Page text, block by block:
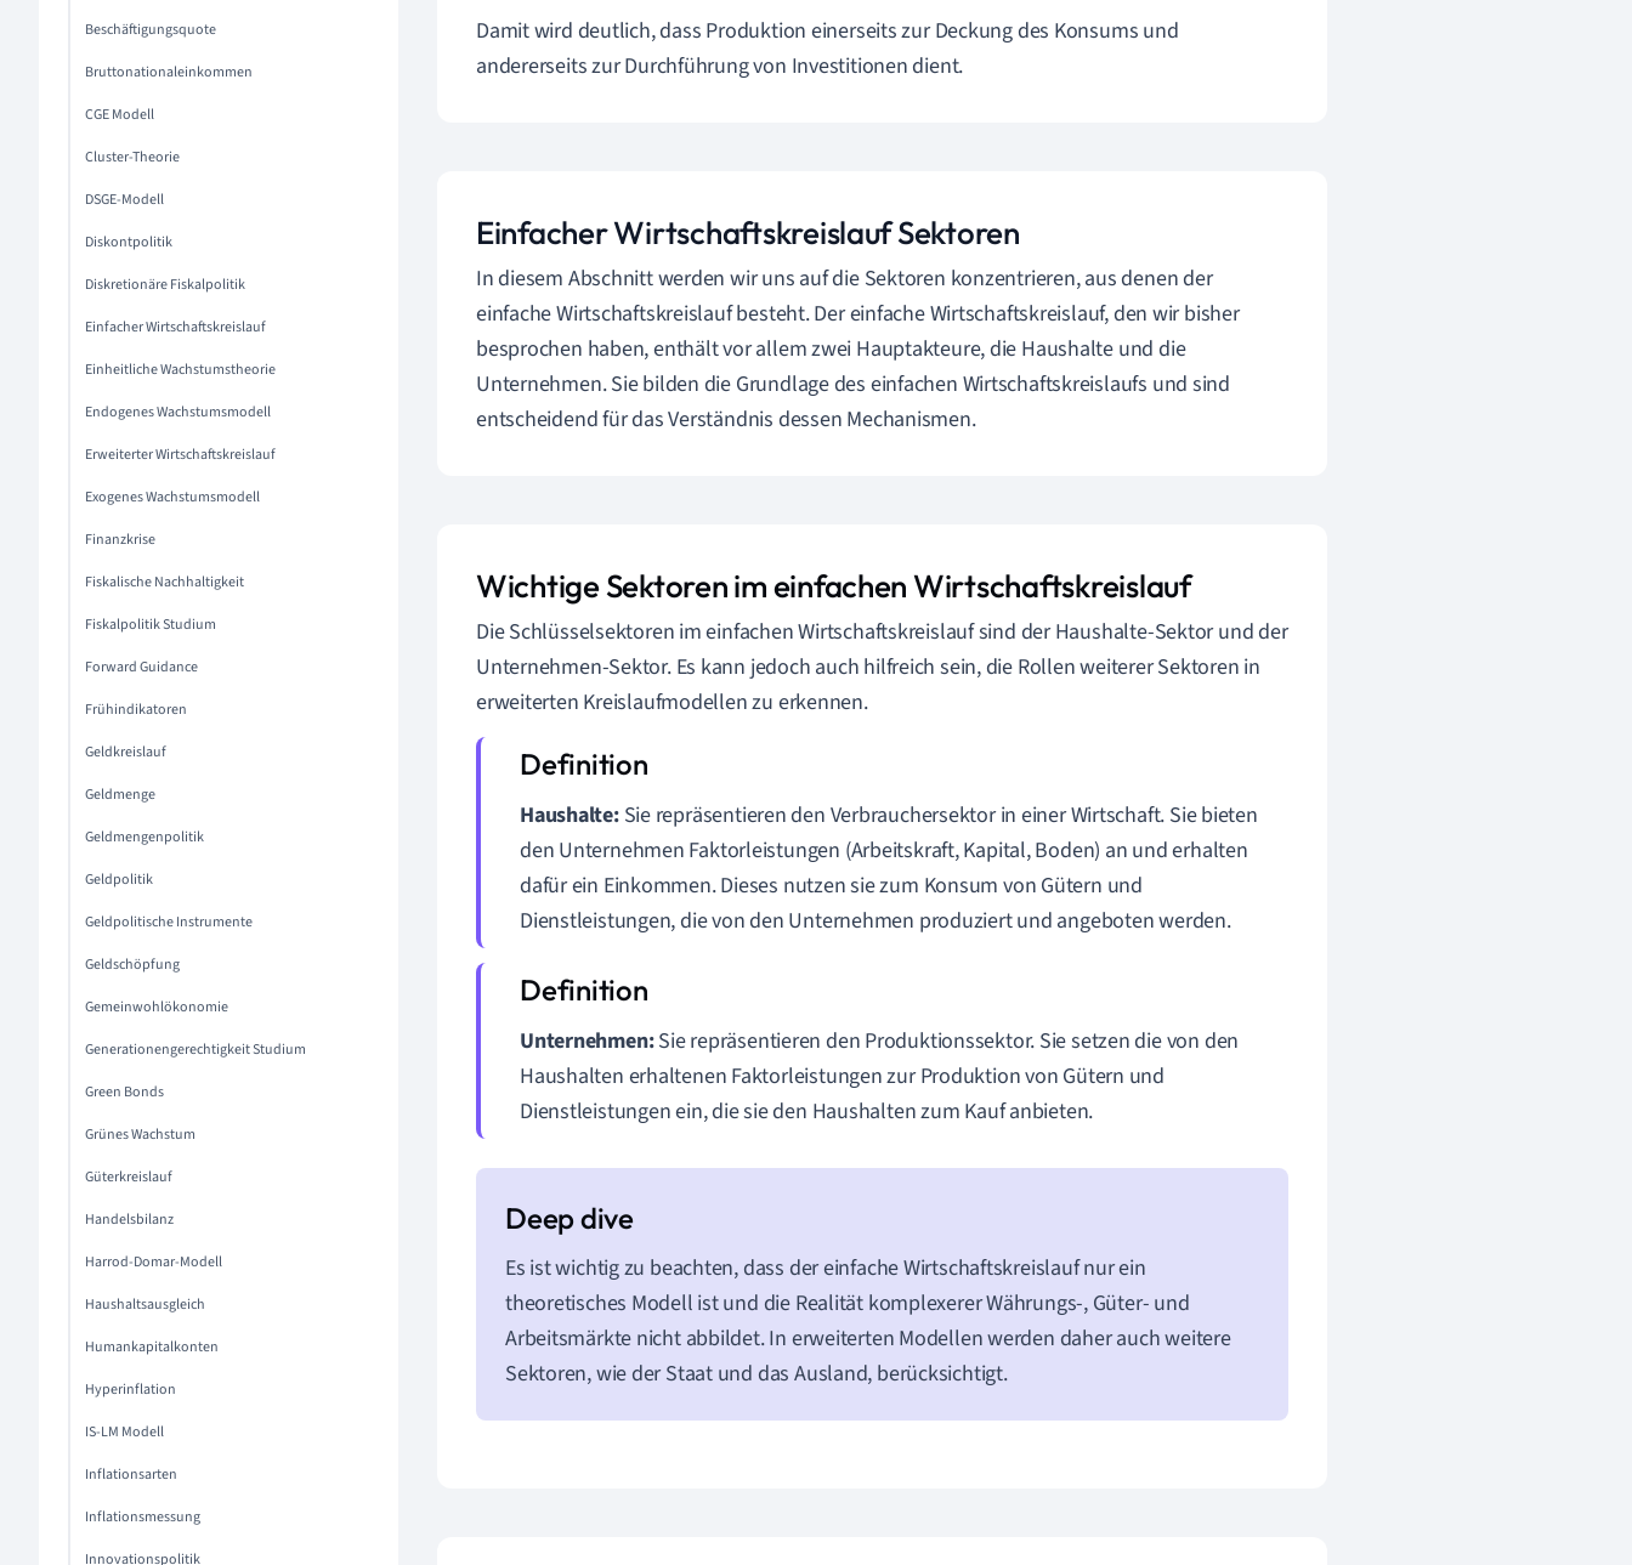
Beschäftigungsquote
Bruttonationaleinkommen
CGE Modell
Cluster-Theorie
DSGE-Modell
Diskontpolitik
Diskretionäre Fiskalpolitik
Einfacher Wirtschaftskreislauf
Einheitliche Wachstumstheorie
Endogenes Wachstumsmodell
Erweiterter Wirtschaftskreislauf
Exogenes Wachstumsmodell
Finanzkrise
Fiskalische Nachhaltigkeit
Fiskalpolitik Studium
Forward Guidance
Frühindikatoren
Geldkreislauf
Geldmenge
Geldmengenpolitik
Geldpolitik
Geldpolitische Instrumente
Geldschöpfung
Gemeinwohlökonomie
Generationengerechtigkeit Studium
Green Bonds
Grünes Wachstum
Güterkreislauf
Handelsbilanz
Harrod-Domar-Modell
Haushaltsausgleich
Humankapitalkonten
Hyperinflation
IS-LM Modell
Inflationsarten
Inflationsmessung
Innovationspolitik
Damit wird deutlich, dass Produktion einerseits zur Deckung des Konsums und
andererseits zur Durchführung von Investitionen dient.
Einfacher Wirtschaftskreislauf Sektoren
In diesem Abschnitt werden wir uns auf die Sektoren konzentrieren, aus denen der
einfache Wirtschaftskreislauf besteht. Der einfache Wirtschaftskreislauf, den wir bisher
besprochen haben, enthält vor allem zwei Hauptakteure, die Haushalte und die
Unternehmen. Sie bilden die Grundlage des einfachen Wirtschaftskreislaufs und sind
entscheidend für das Verständnis dessen Mechanismen.
Wichtige Sektoren im einfachen Wirtschaftskreislauf
Die Schlüsselsektoren im einfachen Wirtschaftskreislauf sind der Haushalte-Sektor und der
Unternehmen-Sektor. Es kann jedoch auch hilfreich sein, die Rollen weiterer Sektoren in
erweiterten Kreislaufmodellen zu erkennen.
Haushalte:Sie repräsentieren den Verbrauchersektor in einer Wirtschaft. Sie bieten
den Unternehmen Faktorleistungen (Arbeitskraft, Kapital, Boden) an und erhalten
dafür ein Einkommen. Dieses nutzen sie zum Konsum von Gütern und
Dienstleistungen, die von den Unternehmen produziert und angeboten werden.
Unternehmen:Sie repräsentieren den Produktionssektor. Sie setzen die von den
Haushalten erhaltenen Faktorleistungen zur Produktion von Gütern und
Dienstleistungen ein, die sie den Haushalten zum Kauf anbieten.
Es ist wichtig zu beachten, dass der einfache Wirtschaftskreislauf nur ein
theoretisches Modell ist und die Realität komplexerer Währungs-, Güter- und
Arbeitsmärkte nicht abbildet. In erweiterten Modellen werden daher auch weitere
Sektoren, wie der Staat und das Ausland, berücksichtigt.